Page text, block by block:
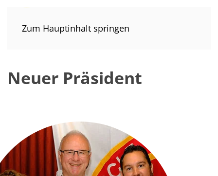
Zum Hauptinhalt springen
Neuer Präsident